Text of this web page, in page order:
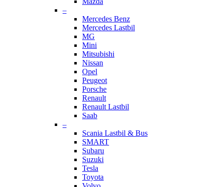
–
Mercedes Benz
Mercedes Lastbil
MG
Mini
Mitsubishi
Nissan
Opel
Peugeot
Porsche
Renault
Renault Lastbil
Saab
–
Scania Lastbil & Bus
SMART
Subaru
Suzuki
Tesla
Toyota